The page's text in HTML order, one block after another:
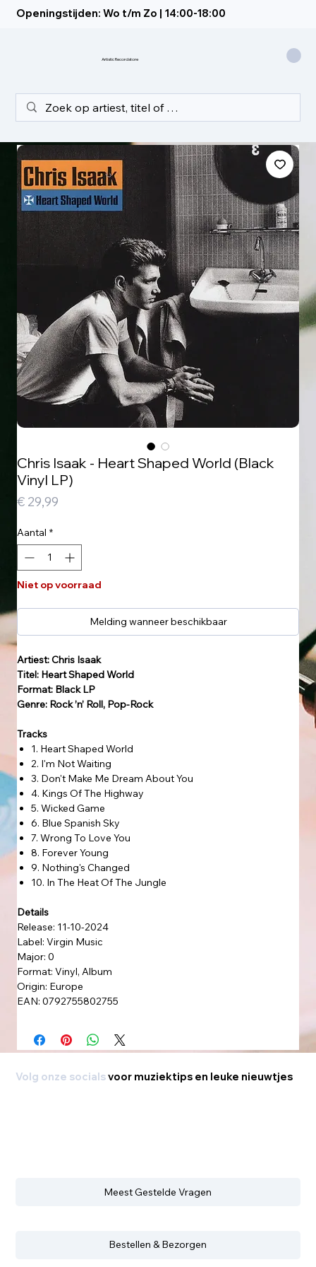
Openingstijden: Wo t/m Zo | 14:00-18:00
Artistic Recordstore
Chris Isaak - Heart Shaped World (Black
Vinyl LP)
€ 29,99
Aantal *
Niet op voorraad
Melding wanneer beschikbaar
Artiest: Chris Isaak
Titel: Heart Shaped World
Format: Black LP
Genre: Rock ’n’ Roll, Pop-Rock
Tracks
1. Heart Shaped World
2. I'm Not Waiting
3. Don't Make Me Dream About You
4. Kings Of The Highway
5. Wicked Game
6. Blue Spanish Sky
7. Wrong To Love You
8. Forever Young
9. Nothing's Changed
10. In The Heat Of The Jungle
Details
Release: 11-10-2024
Label: Virgin Music
Major: 0
Format: Vinyl, Album
Origin: Europe
EAN: 0792755802755
Volg onze socialsvoor muziektips en leuke nieuwtjes
Meest Gestelde Vragen
Bestellen & Bezorgen